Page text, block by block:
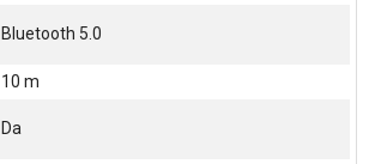
Bluetooth 5.0
10 m
Da